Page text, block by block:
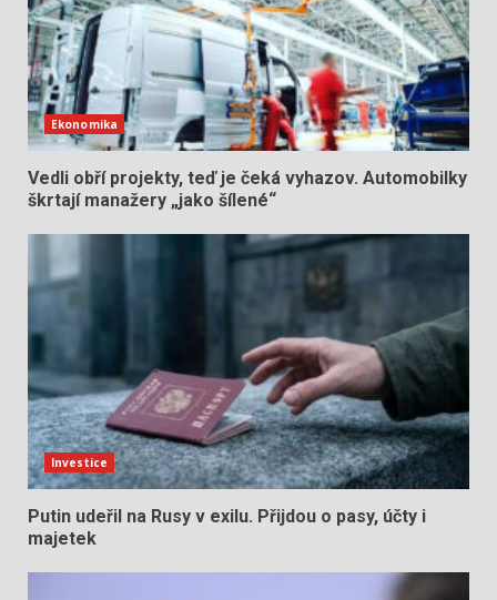
Ekonomika
Vedli obří projekty, teď je čeká vyhazov. Automobilky
škrtají manažery „jako šílené“
Investice
Putin udeřil na Rusy v exilu. Přijdou o pasy, účty i
majetek